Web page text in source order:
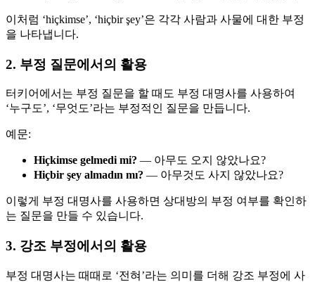
이처럼 ‘hiçkimse’, ‘hiçbir şey’은 각각 사람과 사물에 대한 부정
을 나타냅니다.
2. 부정 질문에서의 활용
터키어에서는 부정 질문을 할 때도 부정 대명사를 사용하여
‘누구도’, ‘무엇도’라는 부정적인 질문을 만듭니다.
예문:
Hiçkimse gelmedi mi? — 아무도 오지 않았나요?
Hiçbir şey almadın mı? — 아무것도 사지 않았나요?
이렇게 부정 대명사를 사용하면 상대방의 부정 여부를 확인하
는 질문을 만들 수 있습니다.
3. 강조 부정에서의 활용
부정 대명사는 때때로 ‘전혀’라는 의미를 더해 강조 부정에 사